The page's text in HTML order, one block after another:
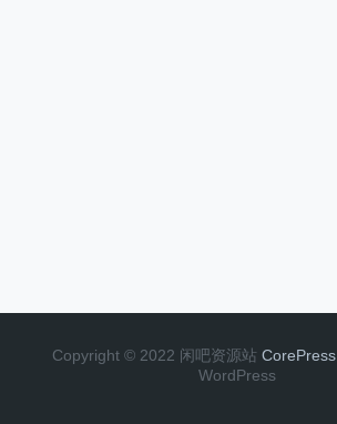
Copyright © 2022 闲吧资源站 CorePress
WordPress